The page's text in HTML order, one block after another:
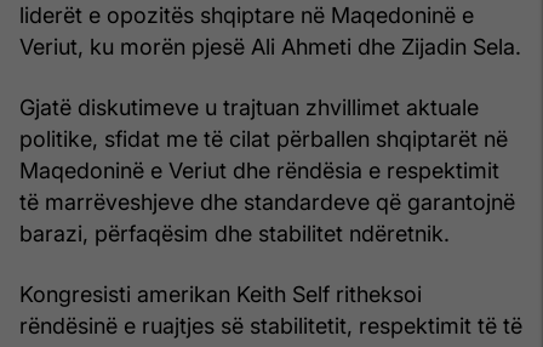
liderët e opozitës shqiptare në Maqedoninë e
Veriut, ku morën pjesë Ali Ahmeti dhe Zijadin Sela.
Gjatë diskutimeve u trajtuan zhvillimet aktuale
politike, sfidat me të cilat përballen shqiptarët në
Maqedoninë e Veriut dhe rëndësia e respektimit
të marrëveshjeve dhe standardeve që garantojnë
barazi, përfaqësim dhe stabilitet ndëretnik.
Kongresisti amerikan Keith Self ritheksoi
rëndësinë e ruajtjes së stabilitetit, respektimit të të